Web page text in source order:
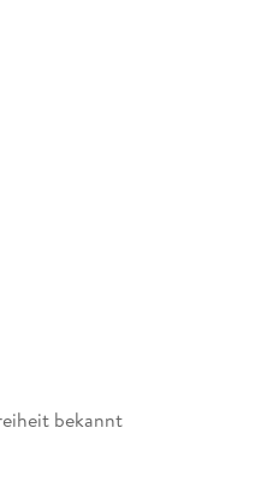
manchmal im Halse
bekannt